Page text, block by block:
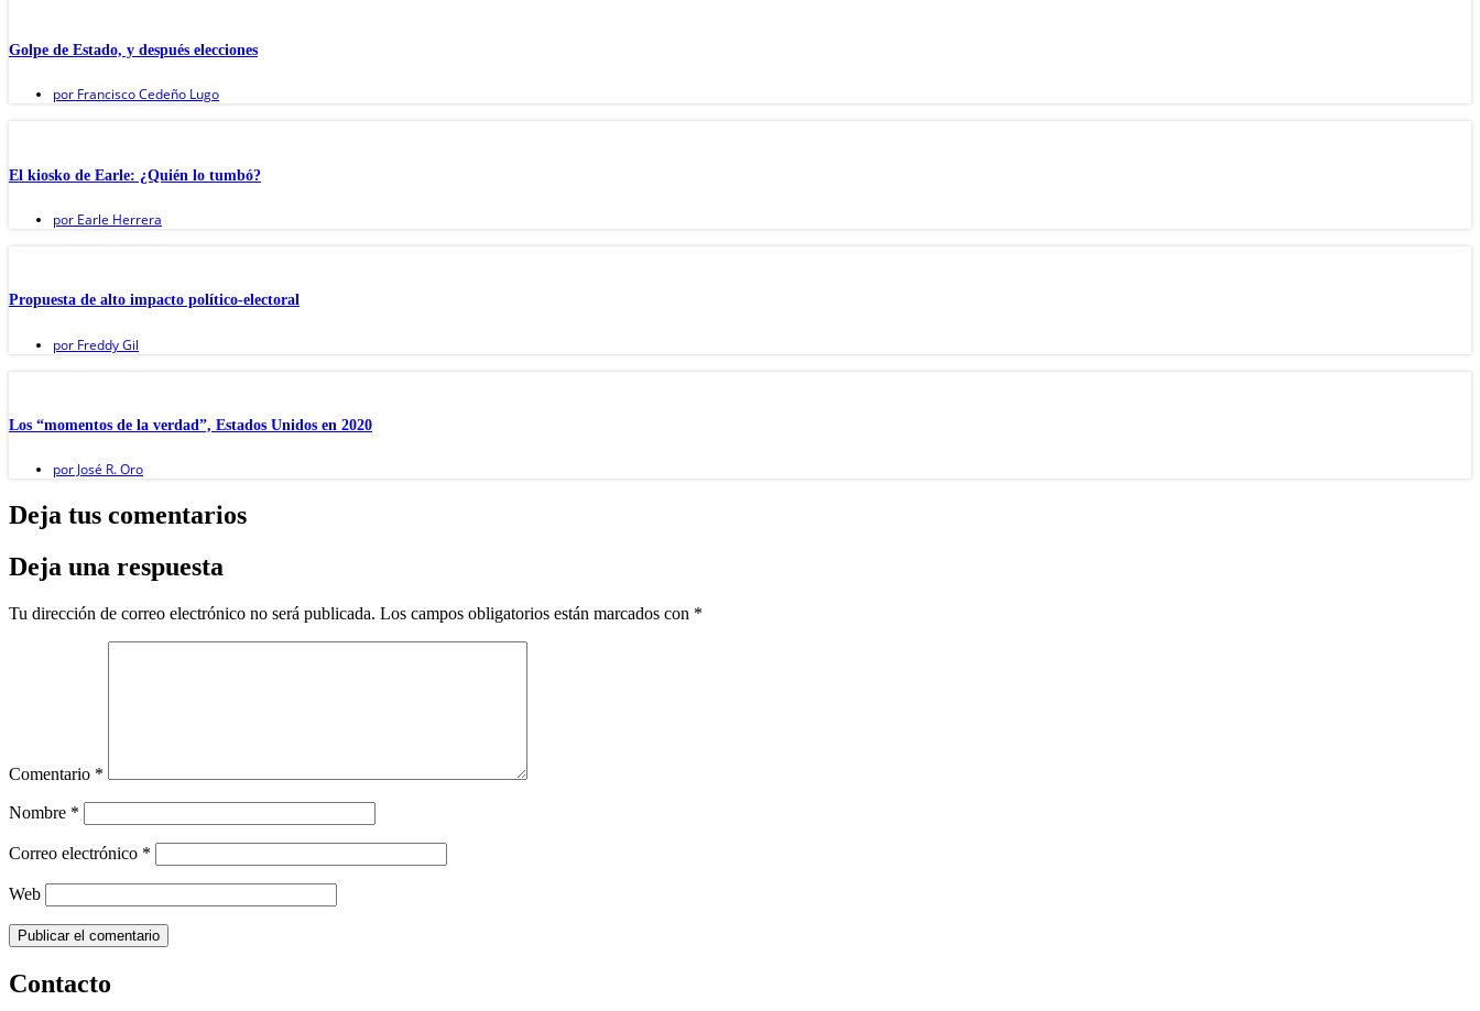
Golpe de Estado, y después elecciones
por Francisco Cedeño Lugo
El kiosko de Earle: ¿Quién lo tumbó?
por Earle Herrera
Propuesta de alto impacto político-electoral
por Freddy Gil
Los “momentos de la verdad”, Estados Unidos en 2020
porJosé R. Oro
Deja tus comentarios
Deja una respuesta
Tu dirección de correo electrónico no será publicada. Los campos obligatorios están marcados con *
Comentario *
Nombre *
Correo electrónico *
Web
Contacto